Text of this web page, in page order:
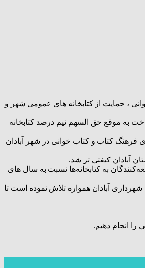
، حمایت از کتابخانه های عمومی شهر و
به موقع حق السهم نیم درصد کتابخانه
فرهنگ کتاب و کتاب خوانی در شهر آبادان
به کتابخانه‌ها نسبت به سال های
آبادان همواره تلاش نموده است تا
را انجام دهیم.